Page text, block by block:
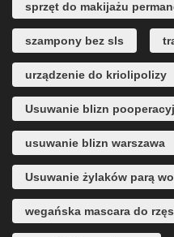
sprzęt do makijażu
szampony bez sls
urządzenie do kriolipolizy
Usuwanie blizn
usuwanie blizn warszawa
Usuwanie żylaków parą
wegańska mascara do rzęs